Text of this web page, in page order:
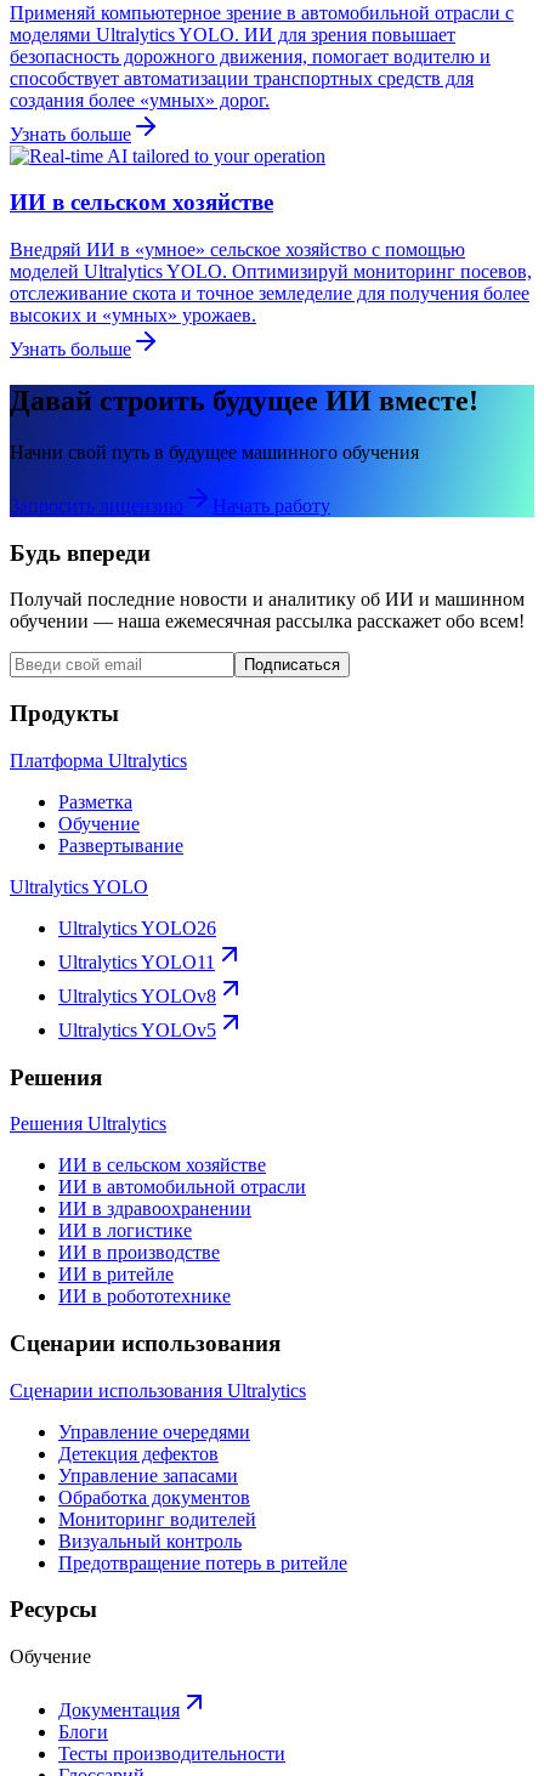
Применяй компьютерное зрение в автомобильной отрасли с
моделями Ultralytics YOLO. ИИ для зрения повышает
безопасность дорожного движения, помогает водителю и
способствует автоматизации транспортных средств для
создания более «умных» дорог.
Узнать больше
ИИ в сельском хозяйстве
Внедряй ИИ в «умное» сельское хозяйство с помощью
моделей Ultralytics YOLO. Оптимизируй мониторинг посевов,
отслеживание скота и точное земледелие для получения более
высоких и «умных» урожаев.
Узнать больше
Давай строить будущее ИИ вместе!
Начни свой путь в будущее машинного обучения
Запросить лицензию Начать работу
Будь впереди
Получай последние новости и аналитику об ИИ и машинном
обучении — наша ежемесячная рассылка расскажет обо всем!
Подписаться
Продукты
Платформа Ultralytics
Разметка
Обучение
Развертывание
Ultralytics YOLO
Ultralytics YOLO26
Ultralytics YOLO11
Ultralytics YOLOv8
Ultralytics YOLOv5
Решения
Решения Ultralytics
ИИ в сельском хозяйстве
ИИ в автомобильной отрасли
ИИ в здравоохранении
ИИ в логистике
ИИ в производстве
ИИ в ритейле
ИИ в робототехнике
Сценарии использования
Сценарии использования Ultralytics
Управление очередями
Детекция дефектов
Управление запасами
Обработка документов
Мониторинг водителей
Визуальный контроль
Предотвращение потерь в ритейле
Ресурсы
Обучение
Документация
Блоги
Тесты производительности